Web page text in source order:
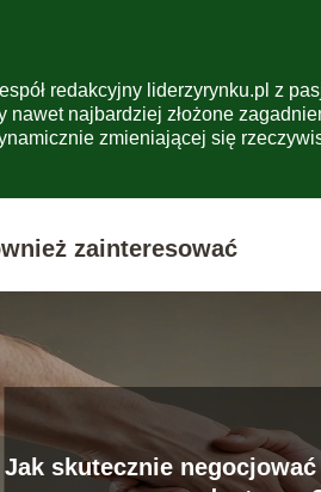
redakcyjny liderzyrynku.pl z
nawet najbardziej złożone
zmieniającej się
zainteresować
Jak skutecznie